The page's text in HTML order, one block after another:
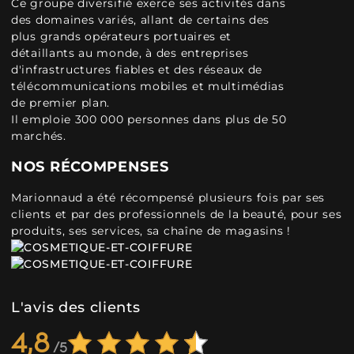
Ce groupe diversifié exerce ses activités dans
des domaines variés, allant de certains des
plus grands opérateurs portuaires et
détaillants au monde, à des entreprises
d'infrastructures fiables et des réseaux de
télécommunications mobiles et multimédias
de premier plan.
Il emploie 300 000 personnes dans plus de 50
marchés.
NOS RÉCOMPENSES
Marionnaud a été récompensé plusieurs fois par ses
clients et par des professionnels de la beauté, pour ses
produits, ses services, sa chaîne de magasins !
L'avis des clients
4,8